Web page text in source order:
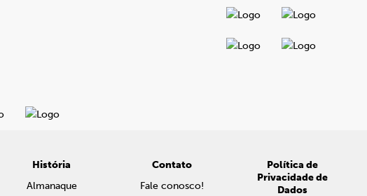
História
Almanaque
Contato
Fale conosco!
Política de
Privacidade de
Dados